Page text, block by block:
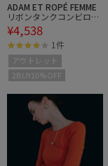
ADAM ET ROPÉ FEMME
リボンタンクコンビロン
T
¥4,538
1件
アウトレット
2BUY10%OFF